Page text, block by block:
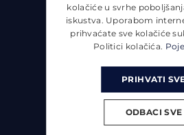
A member of
Travel
kolačiće u svrhe
iskustva. Uporabom
prihvaćate sve kolačiće
Politici kolačića.
PRIHVATI
ODBACI SVE